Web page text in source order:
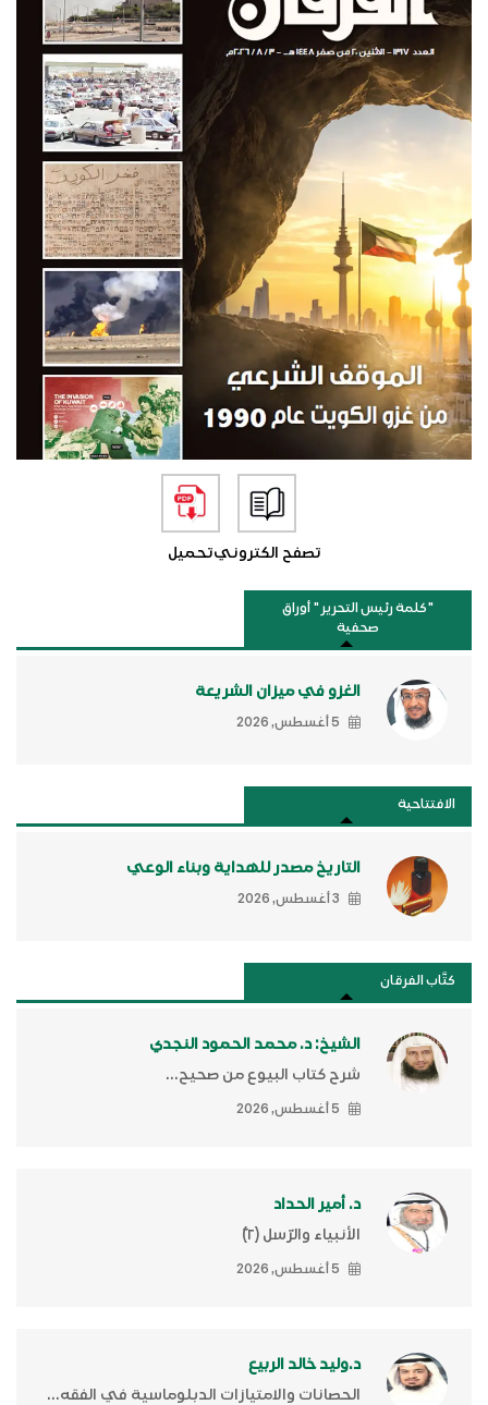
تصفح الكترونيتحميل
"كلمة رئيس التحرير " أوراق
صحفية
الغزو في ميزان الشريعة
5 أغسطس, 2026
الافتتاحية
التاريخ مصدر للهداية وبناء الوعي
3 أغسطس, 2026
كتَّاب الفرقان
الشيخ: د. محمد الحمود النجدي
شرح كتاب البيوع من صحيح...
5 أغسطس, 2026
د. أمير الحداد
الأنبياء والرّسل (٢)ّ
5 أغسطس, 2026
د.وليد خالد الربيع
الحصانات والامتيازات الدبلوماسية في الفقه...